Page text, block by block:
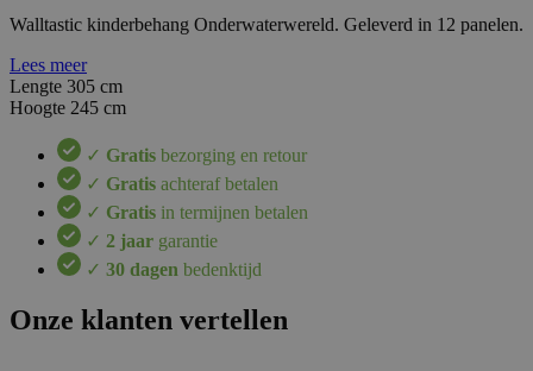
Walltastic kinderbehang Onderwaterwereld. Geleverd in 12 panelen.
Lees meer
Lengte 305 cm
Hoogte 245 cm
✓ Gratis bezorging en retour
✓ Gratis achteraf betalen
✓ Gratis in termijnen betalen
✓ 2 jaar garantie
✓ 30 dagen bedenktijd
Onze klanten vertellen